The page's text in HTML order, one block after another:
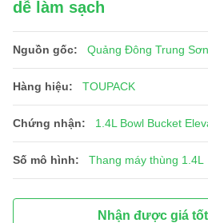
dễ làm sạch
Nguồn gốc: Quảng Đông Trung
Hàng hiệu: TOUPACK
Chứng nhận: 1.4L Bowl Bucket
Số mô hình: Thang máy thùng 1.4L
Nhận được giá